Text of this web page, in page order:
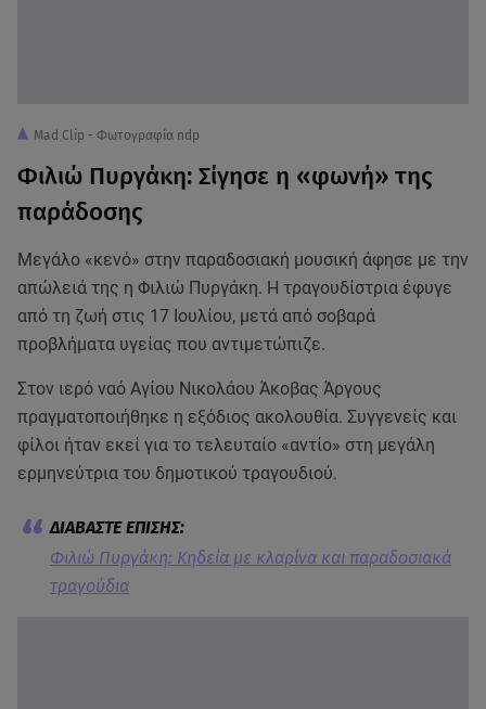
Mad Clip - Φωτογραφία ndp
Φιλιώ Πυργάκη: Σίγησε η «φωνή» της
παράδοσης
Μεγάλο «κενό» στην παραδοσιακή μουσική άφησε με την
απώλειά της η Φιλιώ Πυργάκη. Η τραγουδίστρια έφυγε
από τη ζωή στις 17 Ιουλίου, μετά από σοβαρά
προβλήματα υγείας που αντιμετώπιζε.
Στον ιερό ναό Αγίου Νικολάου Άκοβας Άργους
πραγματοποιήθηκε η εξόδιος ακολουθία. Συγγενείς και
φίλοι ήταν εκεί για το τελευταίο «αντίο» στη μεγάλη
ερμηνεύτρια του δημοτικού τραγουδιού.
Φιλιώ Πυργάκη: Κηδεία με κλαρίνα και παραδοσιακά
τραγούδια